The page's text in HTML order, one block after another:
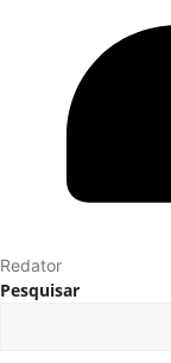
Redator
Pesquisar